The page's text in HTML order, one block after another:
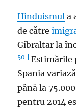
Hinduismul a
de către
Gibraltar la
50 ] Estimările
Spania
până la
pentru 2014